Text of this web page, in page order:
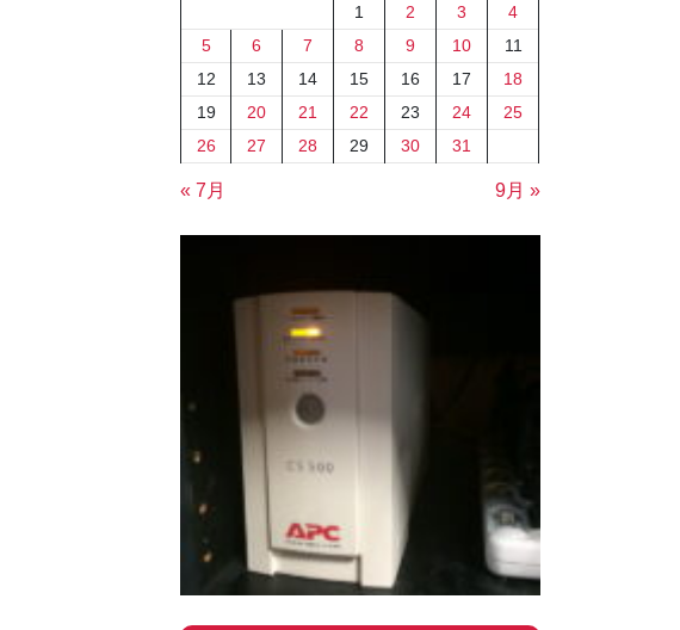
1
2 3
4
5
6 7 8 9 10
11
12
13 14 15 16 17
18
19
20 21 22 23 24
25
26
27 28 29 30 31
« 7月 9月 »